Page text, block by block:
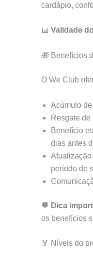
cardápio,
📅 Validade
🎁 Benefícios
O We Club
Acúmulo
Resgate
Benefício
dias antes
Atualização
período de
💬 Dica
os benefícios
🏅 Níveis do